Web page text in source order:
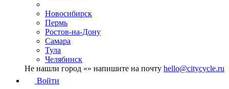
Новосибирск
Пермь
Ростов-на-Дону
Самара
Тула
Челябинск
Не нашли город «» напишите на почту hello@citycycle.ru
Войти